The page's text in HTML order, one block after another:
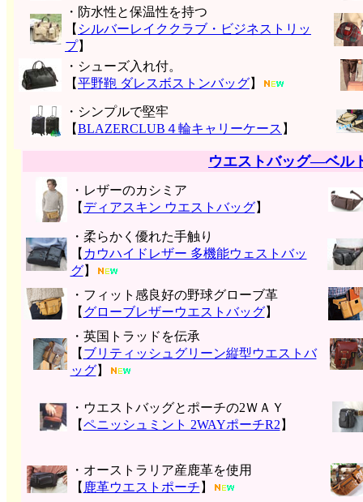
・防水性と保温性を持つ
【 シルバーレイククラブ・ビジネストリッ
プ】
・シューズ入れ付。
【平野鞄 ダレスボストンバッグ】
・シンプルで堅牢
【BLAZERCLUB４輪キャリーケース 】
ウエストバッグ―ベル
・レザーのカシミア
【 ディアスキン ウエストバッグ】
・柔らかく優れた手触り
【 カウハイドレザー 多機能ウェストバッ
グ】
・フィット感良好の野球グローブ革
【 グローブレザーウエストバッグ】
・英国トラッドを伝承
【 ブリティッシュグリーン縦型ウエストバ
ッグ】
・ウエストバッグとポーチの2ＷＡＹ
【ペニッシュミント 2WAYポーチR2 】
・オーストラリア産鹿革を使用
【 鹿革ウエストポーチ 】